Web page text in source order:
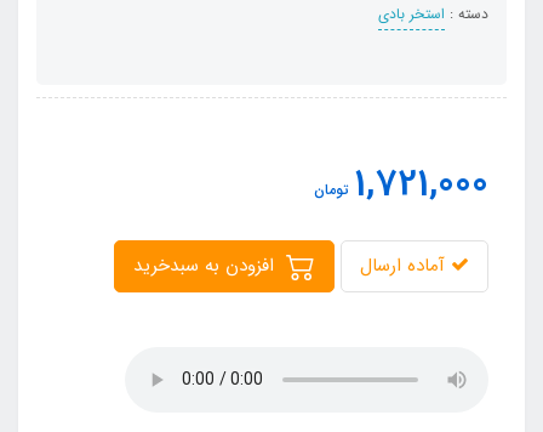
دسته : استخر بادی
1,721,000 تومان
آماده ارسال